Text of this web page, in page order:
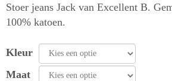
Stoer jeans Jack van Excellent B.
100% katoen.
Kleur
Maat